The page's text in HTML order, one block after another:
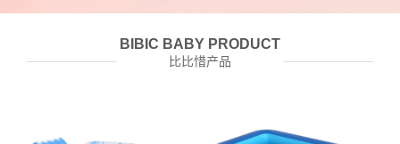
BIBIC BABY PRODUCT
比比惜产品